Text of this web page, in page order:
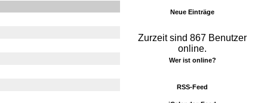
Neue Einträge
Zurzeit sind 867 Benutzer
online.
Wer ist online?
RSS-Feed